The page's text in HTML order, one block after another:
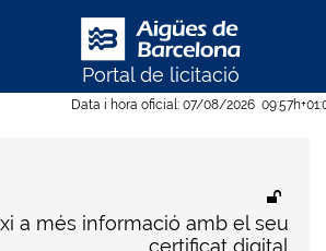
Data i hora oficial: 07/08/2026 09:57h
Portal de licitació
a més informació amb el seu
certificat digital